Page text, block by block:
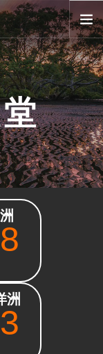
洲